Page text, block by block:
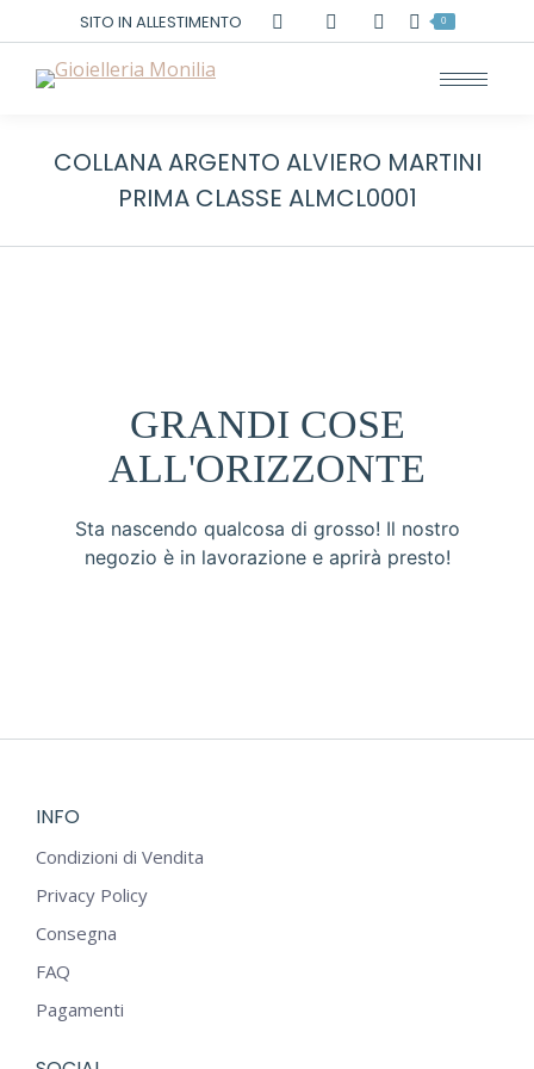
SITO IN ALLESTIMENTO Cerca: 0
COLLANA ARGENTO ALVIERO MARTINI
PRIMA CLASSE ALMCL0001
GRANDI COSE
ALL'ORIZZONTE
Sta nascendo qualcosa di grosso! Il nostro
negozio è in lavorazione e aprirà presto!
INFO
Condizioni di Vendita
Privacy Policy
Consegna
FAQ
Pagamenti